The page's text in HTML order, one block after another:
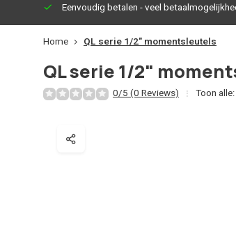
Eenvoudig betalen - veel
Home QL serie 1/2" momentsleutels
QL serie 1/2"
0/5 (0 Reviews) Toon alle: